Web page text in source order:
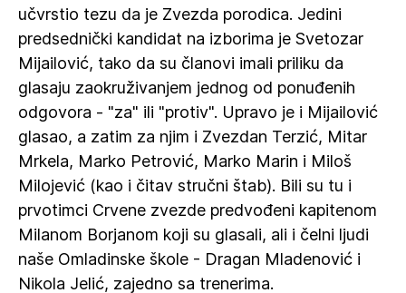
učvrstio tezu da je Zvezda porodica. Jedini
predsednički kandidat na izborima je Svetozar
Mijailović, tako da su članovi imali priliku da
glasaju zaokruživanjem jednog od ponuđenih
odgovora - "za" ili "protiv". Upravo je i Mijailović
glasao, a zatim za njim i Zvezdan Terzić, Mitar
Mrkela, Marko Petrović, Marko Marin i Miloš
Milojević (kao i čitav stručni štab). Bili su tu i
prvotimci Crvene zvezde predvođeni kapitenom
Milanom Borjanom koji su glasali, ali i čelni ljudi
naše Omladinske škole - Dragan Mladenović i
Nikola Jelić, zajedno sa trenerima.